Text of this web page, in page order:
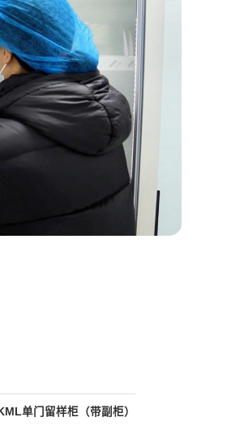
单门留样柜（带副柜）